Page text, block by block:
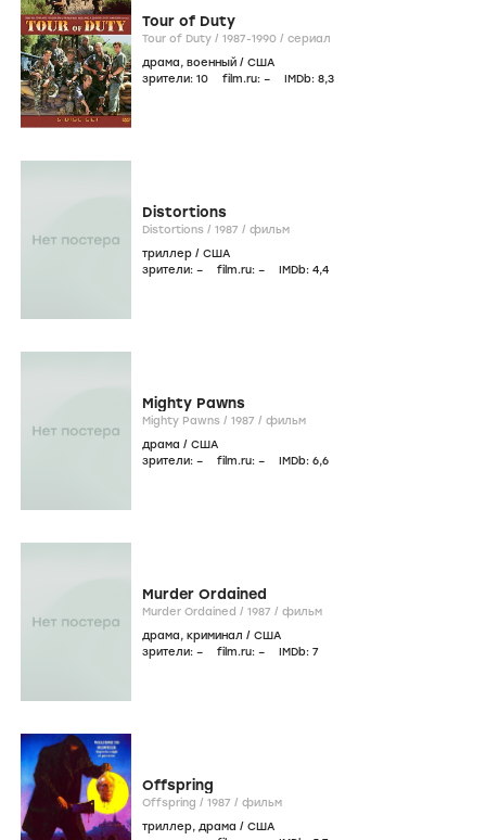
Tour of Duty
Tour of Duty / 1987-1990 / сериал
драма, военный / США
зрители: 10 film.ru: – IMDb: 8,3
Distortions
Distortions / 1987 / фильм
триллер / США
зрители: – film.ru: – IMDb: 4,4
Mighty Pawns
Mighty Pawns / 1987 / фильм
драма / США
зрители: – film.ru: – IMDb: 6,6
Murder Ordained
Murder Ordained / 1987 / фильм
драма, криминал / США
зрители: – film.ru: – IMDb: 7
Offspring
Offspring / 1987 / фильм
триллер, драма / США